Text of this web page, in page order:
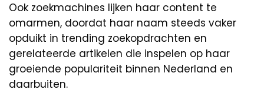
Ook zoekmachines lijken haar content te
omarmen, doordat haar naam steeds vaker
opduikt in trending zoekopdrachten en
gerelateerde artikelen die inspelen op haar
groeiende populariteit binnen Nederland en
daarbuiten.